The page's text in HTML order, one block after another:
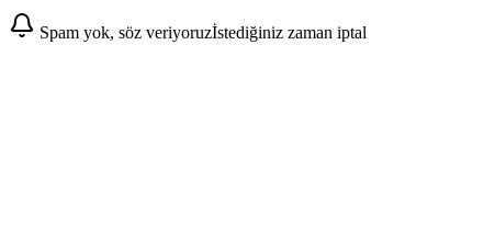
Abone Ol
Spam yok, söz veriyoruzİstediğiniz zaman iptal